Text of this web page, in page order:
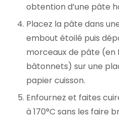
obtention d’une pâte
Placez la pâte dans
embout étoilé puis
morceaux de pâte (en
bâtonnets) sur une
papier cuisson.
Enfournez et faites
à 170°C sans les faire